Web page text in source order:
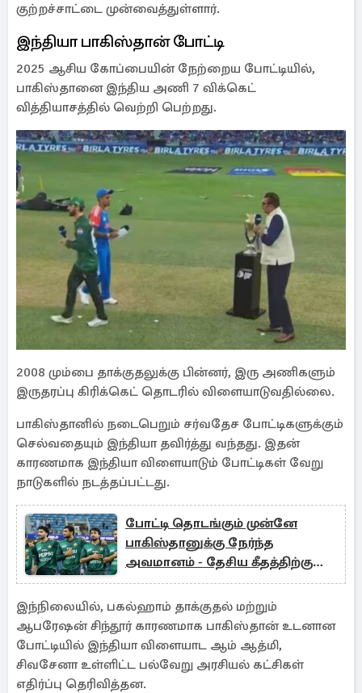
குற்றச்சாட்டை முன்வைத்துள்ளார்.
இந்தியா பாகிஸ்தான் போட்டி
2025 ஆசிய கோப்பையின் நேற்றைய போட்டியில்,
பாகிஸ்தானை இந்திய அணி 7 விக்கெட்
வித்தியாசத்தில் வெற்றி பெற்றது.
2008 மும்பை தாக்குதலுக்கு பின்னர், இரு அணிகளும்
இருதரப்பு கிரிக்கெட் தொடரில் விளையாடுவதில்லை.
பாகிஸ்தானில் நடைபெறும் சர்வதேச போட்டிகளுக்கும்
செல்வதையும் இந்தியா தவிர்த்து வந்தது. இதன்
காரணமாக இந்தியா விளையாடும் போட்டிகள் வேறு
நாடுகளில் நடத்தப்பட்டது.
போட்டி தொடங்கும் முன்னே
பாகிஸ்தானுக்கு நேர்ந்த
அவமானம் - தேசிய கீதத்திற்கு
பதிலாக ஒலித்த ஜிலேபி பேபி
இந்நிலையில், பகல்ஹாம் தாக்குதல் மற்றும்
ஆபரேஷன் சிந்தூர் காரணமாக பாகிஸ்தான் உடனான
போட்டியில் இந்தியா விளையாட ஆம் ஆத்மி,
சிவசேனா உள்ளிட்ட பல்வேறு அரசியல் கட்சிகள்
எதிர்ப்பு தெரிவித்தன.